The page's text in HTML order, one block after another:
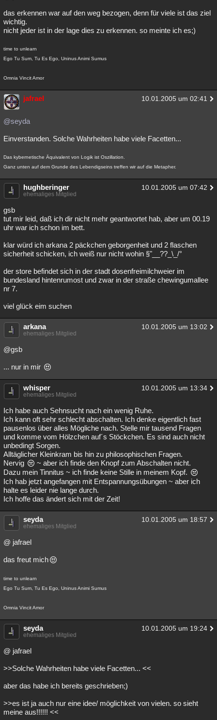
das erkennen war auf den weg bezogen, denn für viele ist das ziel
wichtig.
nicht jeder ist in der lage dies zu erkennen. so meinte ich es;)
time to unlearn
Ego Tu Sum, Tu Es Ego, Uninus Animi Sumus
Omnia Vincit Amor
jafrael 10.01.2005 um 02:41
@seyda
Einverstanden. Solche Wahrheiten habe viele Facetten...
Das kybernetische Äquivalent von Logik ist Oszillation.
Ganz unten auf dem Grunde des Lebendigseins treffen wir auf die Metapher.
hughberinger 10.01.2005 um 07:42
ehemaliges Mitglied
gsb
tut mir leid, daß ich dir nicht mehr geantwortet hab, aber um 00.19
uhr war ich schon im bett.
klar würd ich arkana 2 päckchen geborgenheit und 2 flaschen
sicherheit schicken, ich weiß nur nicht wohin §"__??_\_/°
der store befindet sich in der stadt dosenfreimilchweier im
bundesland hintenrumost und zwar in der straße chewingumallee
nr 7.
viel glück eim suchen
arkana 10.01.2005 um 13:02
ehemaliges Mitglied
@gsb
... nur in mir
whisper 10.01.2005 um 13:34
ehemaliges Mitglied
Ich habe auch Sehnsucht nach ein wenig Ruhe.
Ich kann oft sehr schlecht abschalten. Ich denke eigentlich fast
pausenlos über alles Mögliche nach. Stelle mir tausend Fragen
und komme vom Hölzchen auf´s Stöckchen. Es sind auch nicht
unbedingt Sorgen.
Alltäglicher Kleinkram bis hin zu philosophischen Fragen.
Nervig
~ aber ich finde den Knopf zum Abschalten nicht.
Dazu mein Tinnitus ~ ich finde keine Stille in meinem Kopf.
Ich hab jetzt angefangen mit Entspannungsübungen ~ aber ich
halte es leider nie lange durch.
Ich hoffe das ändert sich mit der Zeit!
seyda 10.01.2005 um 18:57
ehemaliges Mitglied
@ jafrael
das freut mich
time to unlearn
Ego Tu Sum, Tu Es Ego, Uninus Animi Sumus
Omnia Vincit Amor
seyda 10.01.2005 um 19:24
ehemaliges Mitglied
@ jafrael
>>Solche Wahrheiten habe viele Facetten... <<
aber das habe ich bereits geschrieben;)
>>es ist ja auch nur eine idee/ möglichkeit von vielen. so sieht
meine aus!!!!!! <<